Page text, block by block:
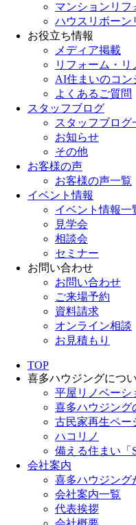
マンションリフ
ハウスリボーン
お役立ち情報
メディア掲載
リフォーム・
AI住まいのコン
よくあるご質問
スタッフブログ
スタッフブログ
お知らせ
その他
お客様の声
お客様の声一覧
イベント情報
イベント情報一
見学会
相談会
セミナー
お問い合わせ
お問い合わせ
ご来場予約
資料請求
オンライン相談
お見積もり
TOP
喜多ハウジングにつ
平屋リノベーシ
喜多ハウジング
古民家再生ペー
ハコリノ
備える住まい「
会社案内
喜多ハウジング
会社案内一覧
代表挨拶